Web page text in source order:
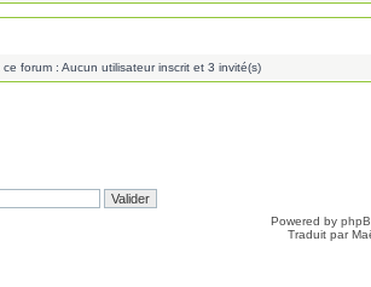
forum : Aucun utilisateur inscrit et 3 invité(s)
Powered by
Traduit par